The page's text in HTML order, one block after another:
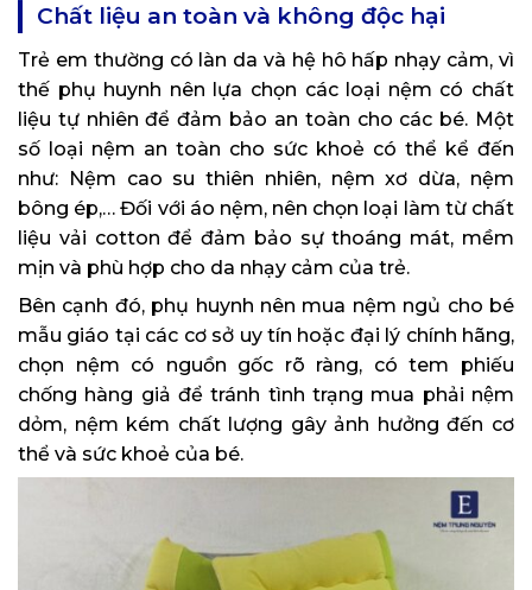
Chất liệu an toàn và không độc hại
Trẻ em thường có làn da và hệ hô hấp nhạy cảm, vì
thế phụ huynh nên lựa chọn các loại nệm có chất
liệu tự nhiên để đảm bảo an toàn cho các bé. Một
số loại nệm an toàn cho sức khoẻ có thể kể đến
như: Nệm cao su thiên nhiên, nệm xơ dừa, nệm
bông ép,… Đối với áo nệm, nên chọn loại làm từ chất
liệu vải cotton để đảm bảo sự thoáng mát, mềm
mịn và phù hợp cho da nhạy cảm của trẻ.
Bên cạnh đó, phụ huynh nên mua nệm ngủ cho bé
mẫu giáo tại các cơ sở uy tín hoặc đại lý chính hãng,
chọn nệm có nguồn gốc rõ ràng, có tem phiếu
chống hàng giả để tránh tình trạng mua phải nệm
dỏm, nệm kém chất lượng gây ảnh hưởng đến cơ
thể và sức khoẻ của bé.